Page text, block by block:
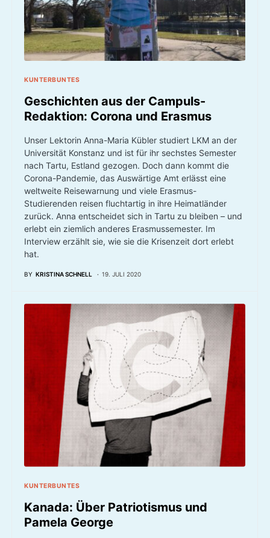
KUNTERBUNTES
Geschichten aus der Campuls-
Redaktion: Corona und Erasmus
Unser Lektorin Anna-Maria Kübler studiert LKM an der
Universität Konstanz und ist für ihr sechstes Semester
nach Tartu, Estland gezogen. Doch dann kommt die
Corona-Pandemie, das Auswärtige Amt erlässt eine
weltweite Reisewarnung und viele Erasmus-
Studierenden reisen fluchtartig in ihre Heimatländer
zurück. Anna entscheidet sich in Tartu zu bleiben – und
erlebt ein ziemlich anderes Erasmussemester. Im
Interview erzählt sie, wie sie die Krisenzeit dort erlebt
hat.
BY KRISTINA SCHNELL 19. JULI 2020
KUNTERBUNTES
Kanada: Über Patriotismus und
Pamela George